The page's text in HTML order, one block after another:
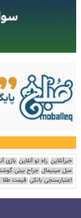
خبرآنلاین راه نو آنلاین بازی
مبل مینیمال جراح بینی
اعتبارسنجی بانکی قیمت طلا